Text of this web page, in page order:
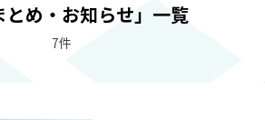
とめ・お知らせ」一覧
7件